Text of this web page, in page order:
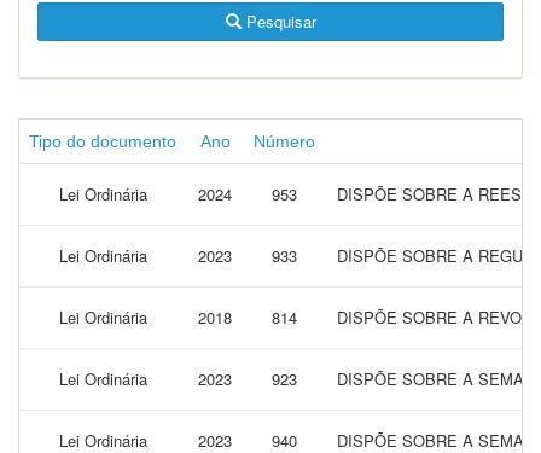
Pesquisar
Tipo do documento Ano Número
Lei Ordinária 2024 953 DISPÕE SOBRE A
Lei Ordinária 2023 933 DISPÕE SOBRE A
Lei Ordinária 2018 814 DISPÕE SOBRE A
Lei Ordinária 2023 923 DISPÕE SOBRE A
Lei Ordinária 2023 940 DISPÕE SOBRE A